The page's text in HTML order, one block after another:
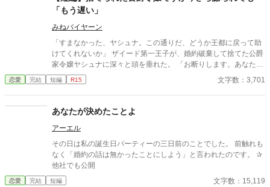
ぐ。 自分への恋心を忘れてしまったとしても、これ程までに思っ
てくれていたのなら、また、愛を育めるのではないのか？ 様々な
人間の思いが交錯し、物語は、思わぬ方向へと進んでいく。
「もう遅い」
みねバイヤーン
「すまなかった、ヤシュナ。この通りだ、どうか王都に戻って助
けてくれないか」 ザイード第一王子が、婚約破棄して捨てた公爵
家令嬢ヤシュナに深々と頭を垂れた。 「お断りします。あなた方
が私に対して行った数々の仕打ち、決して許すことはありませ
ん。今さら謝ったところで、もう遅い。ばーーーーーか」 王家と
ところが聖女ベルが現れたときから、朝の清めはヤシュナと弟の
カルルクのみが行なっている。務めを果たさず、自分を使い潰す
気の王家にヤシュナは切れた。王家に対するざまぁの準備は着々
と進んでいる。
恋愛 完結 短編 R15 文字数：3,701
あなたが決めたことよ
アーエル
その日は私の誕生日パーティーの三日前のことでした。 前触れも
なく「婚約の話は無かったことにしよう」と言われたのです。 ‪✰
他社でも公開
恋愛 完結 短編 文字数：15,119